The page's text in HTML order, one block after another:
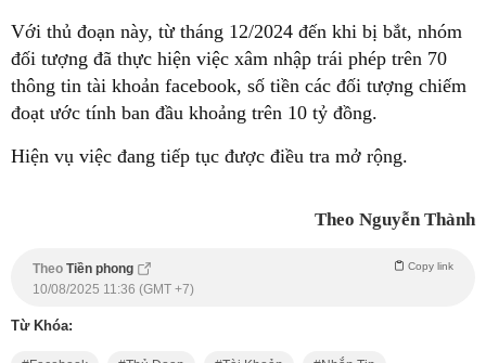
Với thủ đoạn này, từ tháng 12/2024 đến khi bị bắt, nhóm
đối tượng đã thực hiện việc xâm nhập trái phép trên 70
thông tin tài khoản facebook, số tiền các đối tượng chiếm
đoạt ước tính ban đầu khoảng trên 10 tỷ đồng.
Hiện vụ việc đang tiếp tục được điều tra mở rộng.
Theo Nguyễn Thành
Theo Tiền phong Copy link
10/08/2025 11:36 (GMT +7)
Từ Khóa: